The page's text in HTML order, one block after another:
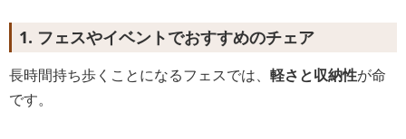
1. フェスやイベントでおすすめのチェア
長時間持ち歩くことになるフェスでは、 軽さと収納性が命
です。